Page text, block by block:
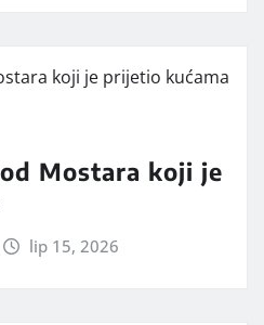
Mostara koji je
lip 15, 2026